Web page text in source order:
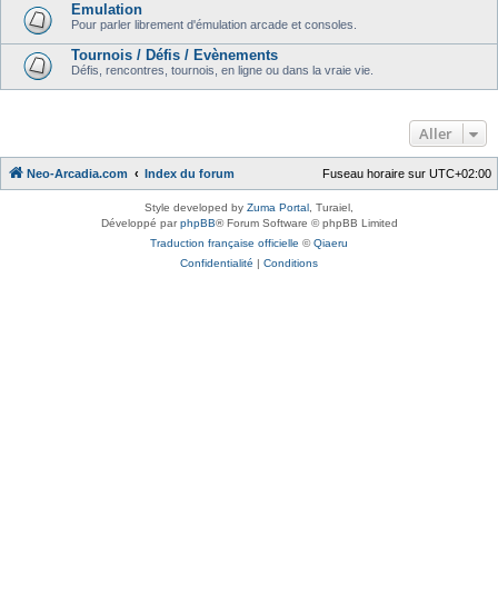
Emulation
Pour parler librement d'émulation arcade et consoles.
Tournois / Défis / Evènements
Défis, rencontres, tournois, en ligne ou dans la vraie vie.
Aller
Neo-Arcadia.com Index du forum Fuseau horaire sur UTC+02:00
Style developed by Zuma Portal , Turaiel,
Développé parphpBB® Forum Software © phpBB Limited
Traduction française officielle ©Qiaeru
Confidentialité | Conditions